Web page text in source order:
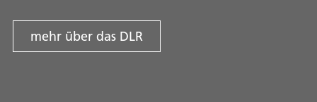
mehr über das DLR